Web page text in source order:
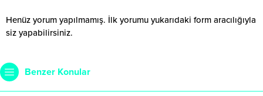
Henüz yorum yapılmamış. İlk yorumu yukarıdaki form aracılığıyla
siz yapabilirsiniz.
Benzer Konular